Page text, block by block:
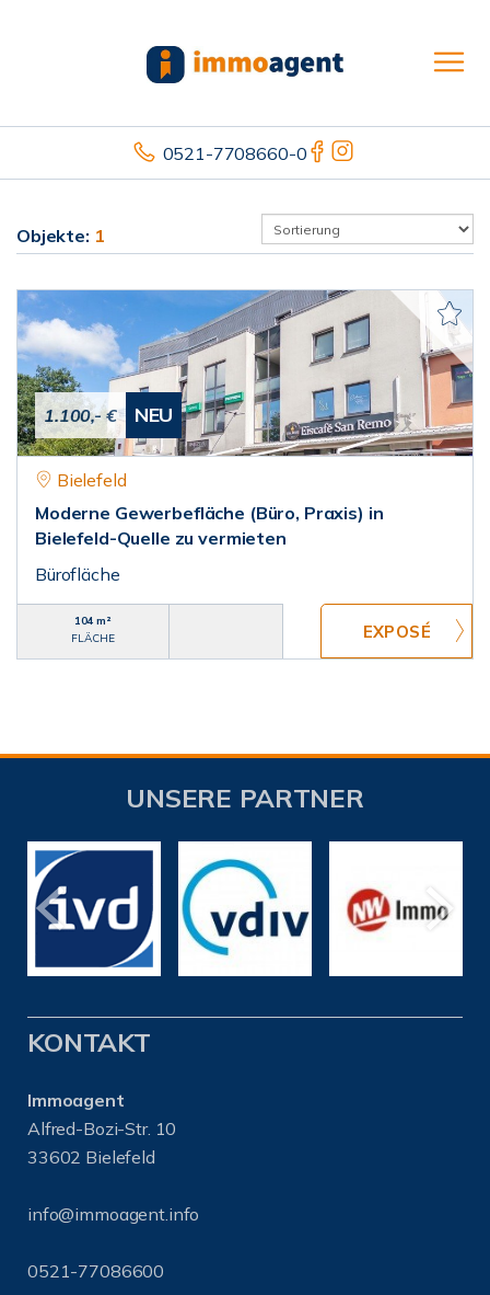
0521-7708660-0
Objekte: 1
1.100,- € NEU
Bielefeld
Moderne Gewerbefläche (Büro, Praxis) in
Bielefeld-Quelle zu vermieten
Bürofläche
104 m²
FLÄCHE
UNSERE PARTNER
KONTAKT
Immoagent
Alfred-Bozi-Str. 10
33602 Bielefeld
info@immoagent.info
0521-77086600